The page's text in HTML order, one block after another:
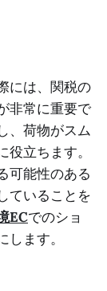
には、関税の
非常に重要で
、荷物がスム
立ちます。
可能性のある
ていることを
ECでのショ
ます。